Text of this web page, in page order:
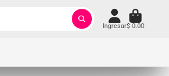
Ingresar$ 0.00